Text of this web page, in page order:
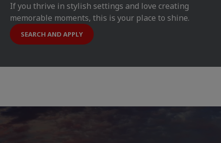
If you thrive in stylish settings and love creating
memorable moments, this is your place to shine.
SEARCH AND APPLY